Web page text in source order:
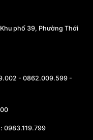
phố 39, Phường Thới
- 0862.009.599 -
0983.119.799